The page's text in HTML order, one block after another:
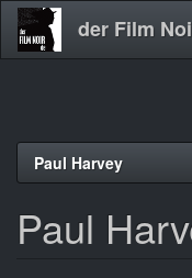
Direkt
der Film
Paul Harvey
Paul